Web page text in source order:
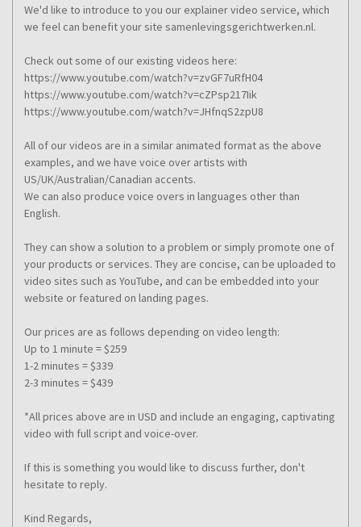
We'd like to introduce to you our explainer video service, which
we feel can benefit your site samenlevingsgerichtwerken.nl.
Check out some of our existing videos here:
https://www.youtube.com/watch?v=zvGF7uRfH04
https://www.youtube.com/watch?v=cZPsp217Iik
https://www.youtube.com/watch?v=JHfnqS2zpU8
All of our videos are in a similar animated format as the above
examples, and we have voice over artists with
US/UK/Australian/Canadian accents.
We can also produce voice overs in languages other than
English.
They can show a solution to a problem or simply promote one of
your products or services. They are concise, can be uploaded to
video sites such as YouTube, and can be embedded into your
website or featured on landing pages.
Our prices are as follows depending on video length:
Up to 1 minute = $259
1-2 minutes = $339
2-3 minutes = $439
*All prices above are in USD and include an engaging, captivating
video with full script and voice-over.
If this is something you would like to discuss further, don't
hesitate to reply.
Kind Regards,